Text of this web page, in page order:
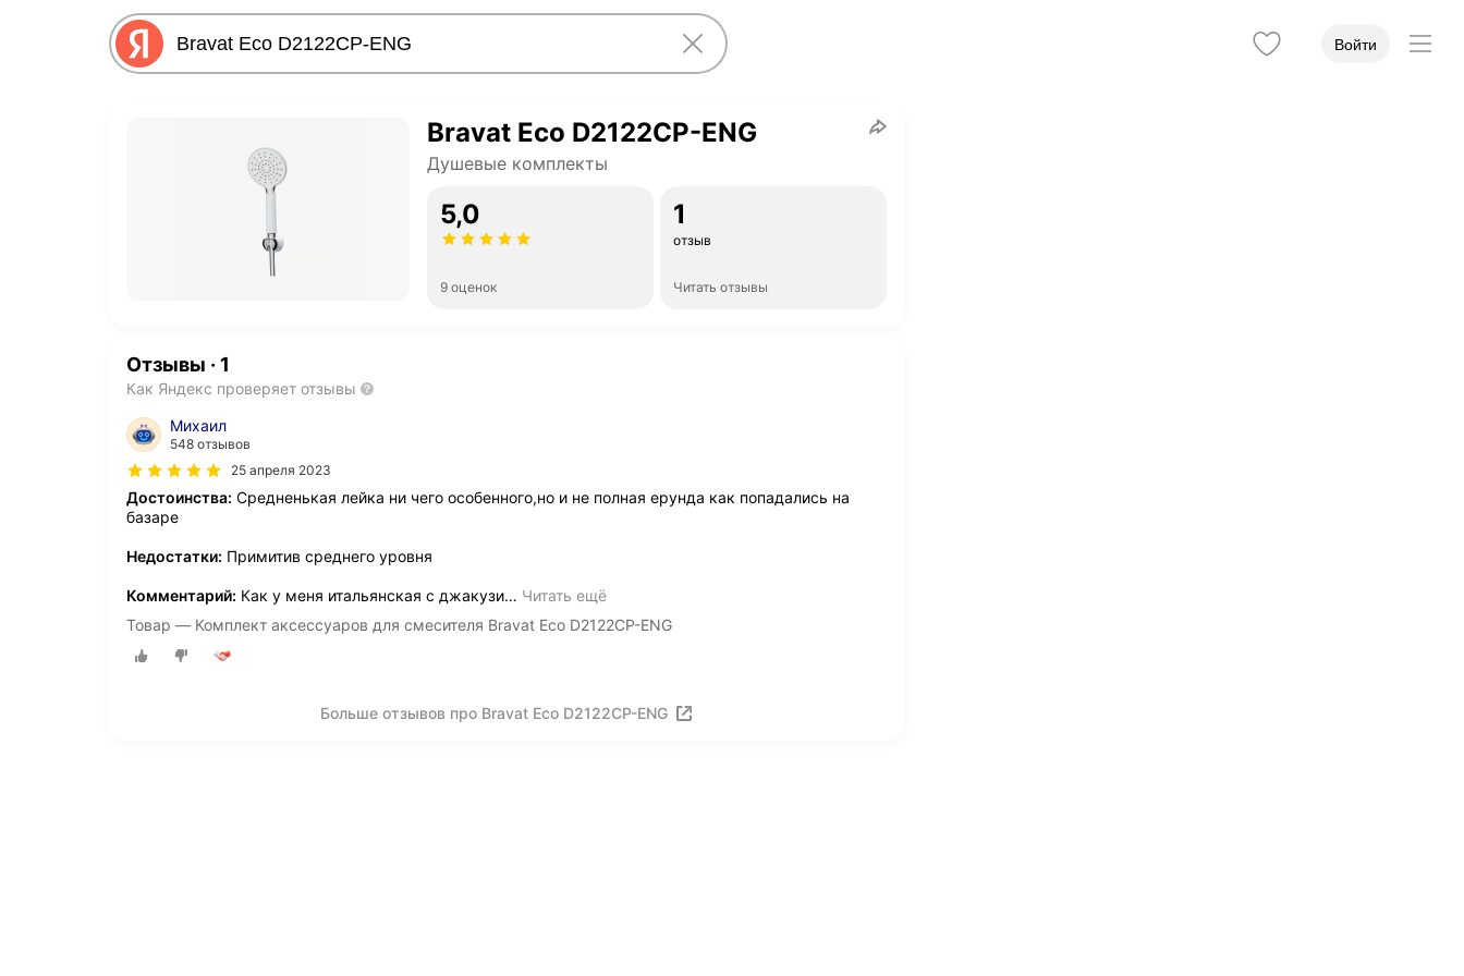
Войти
Bravat Eco D2122CP-ENG
Душевые комплекты
5,0
9 оценок
1
отзыв
Читать отзывы
Отзывы · 1
Как Яндекс проверяет отзывы
Михаил
548 отзывов
25 апреля 2023
Достоинства: Средненькая лейка ни чего особенного,но и не полная ерунда как попадались на
базаре
Недостатки: Примитив среднего уровня
Комментарий: Как у меня итальянская с джакузи… Читать ещё
Товар — Комплект аксессуаров для смесителя Bravat Eco D2122CP-ENG
Больше отзывов про Bravat Eco D2122CP-ENG